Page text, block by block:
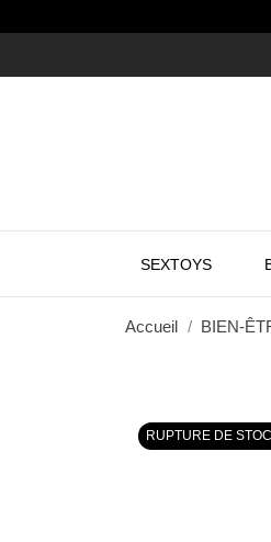
SEXTOYS
Accueil BIEN-
RUPTURE DE